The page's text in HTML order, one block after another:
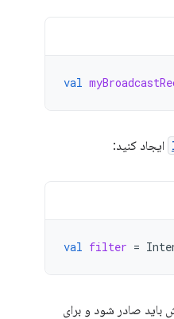
val
ایجاد کنید:
val filter =
باید صادر شود و برای